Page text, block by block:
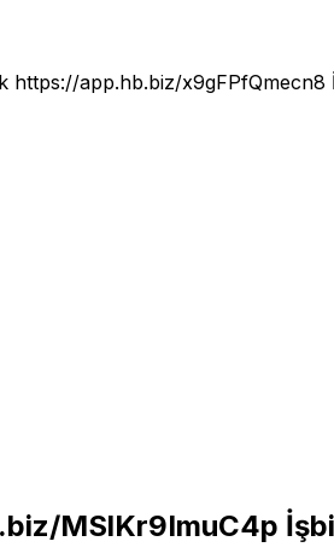
https://app.hb.biz/x9gFPfQmecn8
MSlKr9ImuC4p